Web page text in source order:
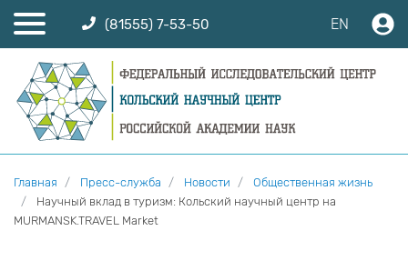
(81555) 7-53-50 EN
Главная Пресс-служба Новости
Общественная жизнь
Научный вклад в туризм: Кольский научный центр на
MURMANSK.TRAVEL Market